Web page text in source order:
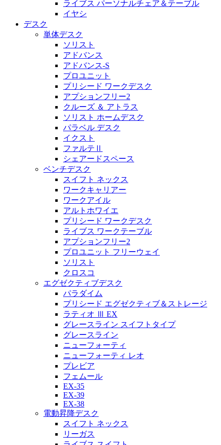
ライブス パーソナルチェア＆テーブル
イヤシ
デスク
単体デスク
ソリスト
アドバンス
アドバンス-S
プロユニット
プリシード ワークデスク
アプションフリー2
クルーズ ＆ アトラス
ソリスト ホームデスク
パラベル デスク
イクスト
ファルテⅡ
シェアードスペース
ベンチデスク
スイフト ネックス
ワークキャリアー
ワークアイル
アルトホワイエ
プリシード ワークデスク
ライブス ワークテーブル
アプションフリー2
プロユニット フリーウェイ
ソリスト
クロスコ
エグゼクティブデスク
パラダイム
プリシード エグゼクティブ＆ストレージ
ラティオ Ⅲ EX
グレースライン スイフトタイプ
グレースライン
ニューフォーティ
ニューフォーティ レオ
プレビア
フェムール
EX-35
EX-39
EX-38
電動昇降デスク
スイフト ネックス
リーガス